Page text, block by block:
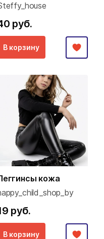
руб.
В корзину
кожа
руб.
В корзину